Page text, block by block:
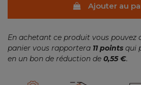
Ajouter au
En achetant ce produit vous pouvez
panier vous rapportera 11points qui
en un bon de réduction de 0,55 €.